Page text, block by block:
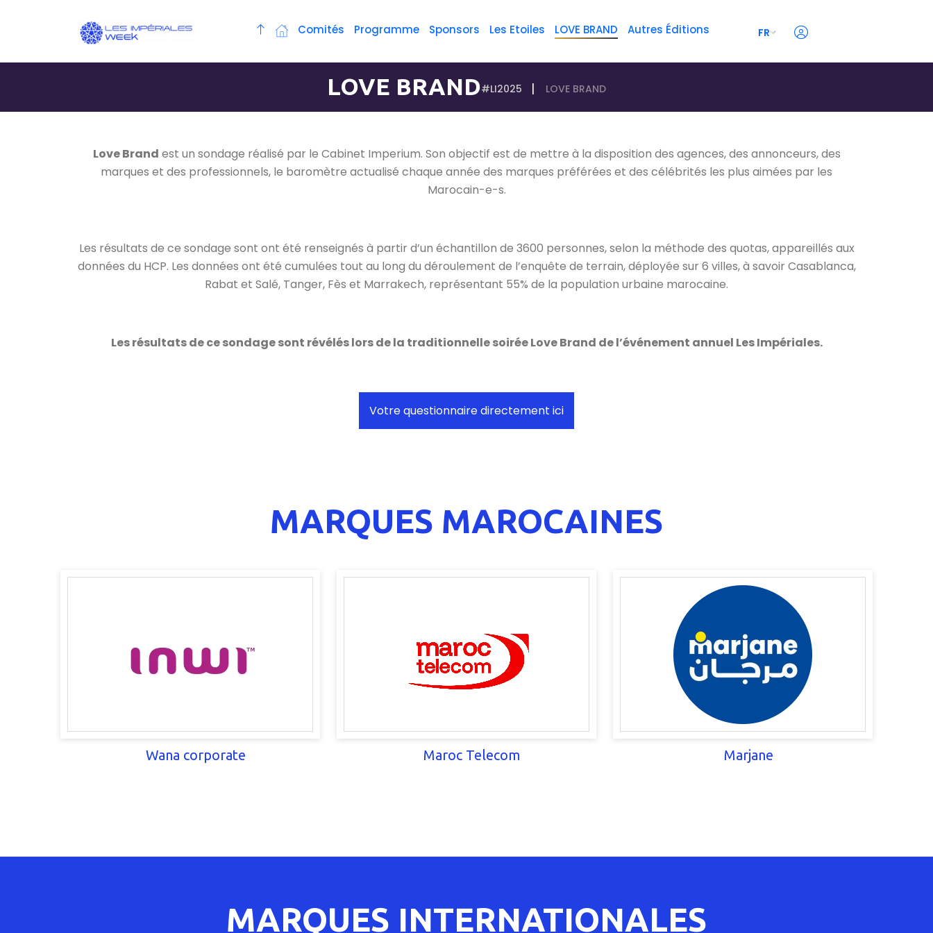
Comités Programme Sponsors Les Etoiles LOVE BRAND Autres Éditions FR
LOVE BRAND#LI2025 LOVE BRAND
Love Brand est un sondage réalisé par le Cabinet Imperium. Son objectif est de mettre à la disposition des agences, des annonceurs, des
marques et des professionnels, le baromètre actualisé chaque année des marques préférées et des célébrités les plus aimées par les
Marocain-e-s.
Les résultats de ce sondage sont ont été renseignés à partir d’un échantillon de 3600 personnes, selon la méthode des quotas, appareillés aux
données du HCP. Les données ont été cumulées tout au long du déroulement de l’enquête de terrain, déployée sur 6 villes, à savoir Casablanca,
Rabat et Salé, Tanger, Fès et Marrakech, représentant 55% de la population urbaine marocaine.
Les résultats de ce sondage sont révélés lors de la traditionnelle soirée Love Brand de l’événement annuel Les Impériales.
Votre questionnaire directement ici
MARQUES MAROCAINES
Wana corporate Maroc Telecom Marjane
MARQUES INTERNATIONALES